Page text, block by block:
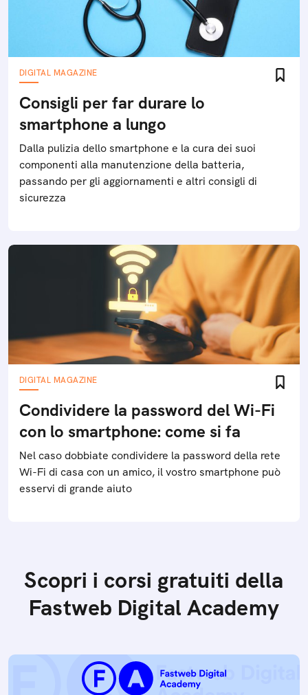
DIGITAL MAGAZINE
Consigli per far durare lo
smartphone a lungo
Dalla pulizia dello smartphone e la cura dei suoi
componenti alla manutenzione della batteria,
passando per gli aggiornamenti e altri consigli di
sicurezza
DIGITAL MAGAZINE
Condividere la password del Wi-Fi
con lo smartphone: come si fa
Nel caso dobbiate condividere la password della rete
Wi-Fi di casa con un amico, il vostro smartphone può
esservi di grande aiuto
Scopri i corsi gratuiti della
Fastweb Digital Academy